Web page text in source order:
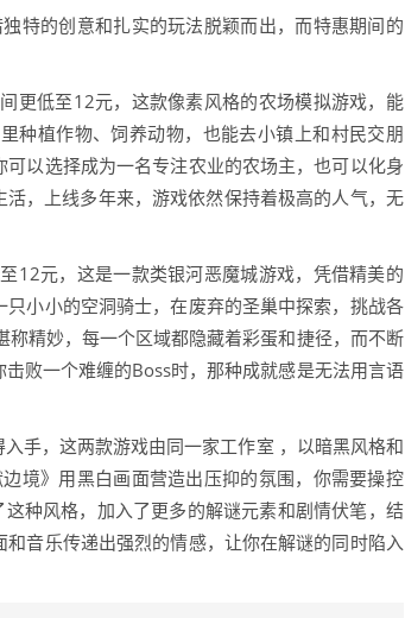
特的创意和扎实的玩法脱颖而出，而特惠期间的
更低至12元，这款像素风格的农场模拟游戏，能
种植作物、饲养动物，也能去小镇上和村民交朋
以选择成为一名专注农业的农场主，也可以化身
，上线多年来，游戏依然保持着极高的人气，无
12元，这是一款类银河恶魔城游戏，凭借精美的
小小的空洞骑士，在废弃的圣巢中探索，挑战各
精妙，每一个区域都隐藏着彩蛋和捷径，而不断
败一个难缠的Boss时，那种成就感是无法用言语
手，这两款游戏由同一家工作室 ，以暗黑风格和
境》用黑白画面营造出压抑的氛围，你需要操控
种风格，加入了更多的解谜元素和剧情伏笔，结
音乐传递出强烈的情感，让你在解谜的同时陷入